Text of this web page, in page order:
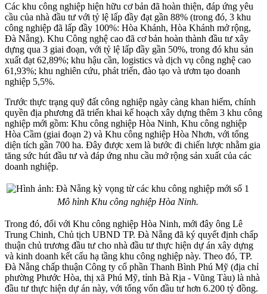
Các khu công nghiệp hiện hữu cơ bản đã hoàn thiện, đáp ứng yêu
cầu của nhà đầu tư với tỷ lệ lấp đầy đạt gần 88% (trong đó, 3 khu
công nghiệp đã lấp đầy 100%: Hòa Khánh, Hòa Khánh mở rộng,
Đà Nẵng). Khu Công nghệ cao đã cơ bản hoàn thành đầu tư xây
dựng qua 3 giai đoạn, với tỷ lệ lấp đầy gần 50%, trong đó khu sản
xuất đạt 62,89%; khu hậu cần, logistics và dịch vụ công nghệ cao
61,93%; khu nghiên cứu, phát triển, đào tạo và ươm tạo doanh
nghiệp 5,5%.
Trước thực trạng quỹ đất công nghiệp ngày càng khan hiếm, chính
quyền địa phương đã triển khai kế hoạch xây dựng thêm 3 khu công
nghiệp mới gồm: Khu công nghiệp Hòa Ninh, Khu công nghiệp
Hòa Cầm (giai đoạn 2) và Khu công nghiệp Hòa Nhơn, với tổng
diện tích gần 700 ha. Đây được xem là bước đi chiến lược nhằm gia
tăng sức hút đầu tư và đáp ứng nhu cầu mở rộng sản xuất của các
doanh nghiệp.
Mô hình Khu công nghiệp Hòa Ninh.
Trong đó, đối với Khu công nghiệp Hòa Ninh, mới đây ông Lê
Trung Chinh, Chủ tịch UBND TP. Đà Nẵng đã ký quyết định chấp
thuận chủ trương đầu tư cho nhà đầu tư thực hiện dự án xây dựng
và kinh doanh kết cấu hạ tầng khu công nghiệp này. Theo đó, TP.
Đà Nẵng chấp thuận Công ty cổ phần Thanh Bình Phú Mỹ (địa chỉ
phường Phước Hòa, thị xã Phú Mỹ, tỉnh Bà Rịa - Vũng Tàu) là nhà
đầu tư thực hiện dự án này, với tổng vốn đầu tư hơn 6.200 tỷ đồng.